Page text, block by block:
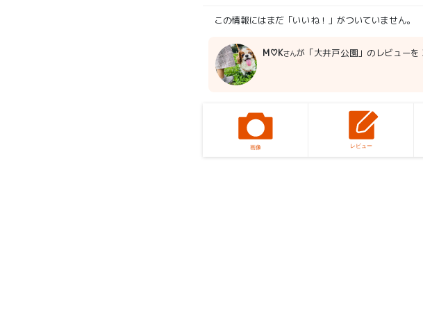
この情報にはまだ「いいね！」がついていません。
M♡Kさんが「大井戸公園」のレビュー
画像 レビュー